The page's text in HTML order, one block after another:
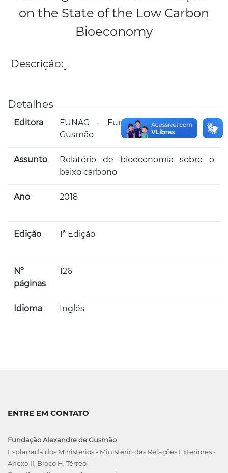
on the State of the Low Carbon
Bioeconomy
Descrição:-
Detalhes
Editora
FUNAG - Fundação Alexandre de
Gusmão
Assunto
Relatório de bioeconomia sobre o
baixo carbono
Ano 2018
Edição 1ª Edição
Nº
páginas
126
Idioma Inglês
ENTRE EM CONTATO
Fundação Alexandre de Gusmão
Esplanada dos Ministérios - Ministério das Relações Exteriores -
Anexo II, Bloco H, Térreo